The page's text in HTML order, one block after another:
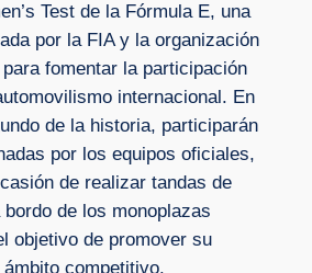
Test de la Fórmula E, una
por la FIA y la organización
fomentar la participación
internacional. En
de la historia, participarán
por los equipos oficiales,
de realizar tandas de
de los monoplazas
objetivo de promover su
competitivo.